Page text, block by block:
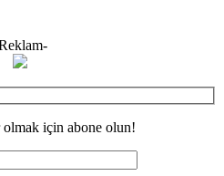
için abone olun!